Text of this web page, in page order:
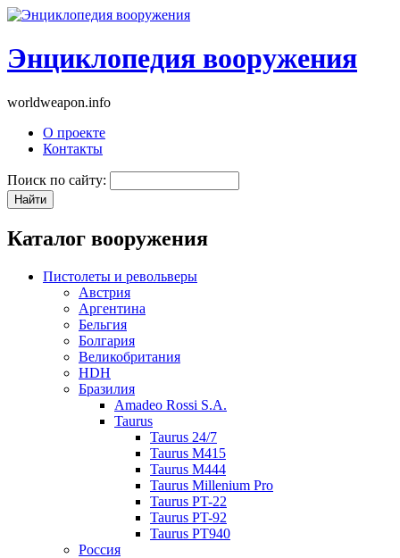
Энциклопедия вооружения
worldweapon.info
О проекте
Контакты
Поиск по сайту:
Каталог вооружения
Пистолеты и револьверы
Австрия
Аргентина
Бельгия
Болгария
Великобритания
HDH
Бразилия
Amadeo Rossi S.A.
Taurus
Taurus 24/7
Taurus M415
Taurus M444
Taurus Millenium Pro
Taurus PT-22
Taurus PT-92
Taurus PT940
Россия